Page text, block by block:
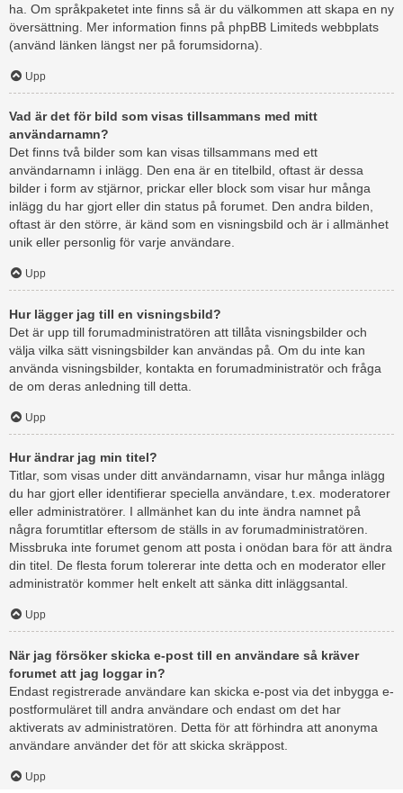
ha. Om språkpaketet inte finns så är du välkommen att skapa en ny
översättning. Mer information finns på phpBB Limiteds webbplats
(använd länken längst ner på forumsidorna).
Upp
Vad är det för bild som visas tillsammans med mitt
användarnamn?
Det finns två bilder som kan visas tillsammans med ett
användarnamn i inlägg. Den ena är en titelbild, oftast är dessa
bilder i form av stjärnor, prickar eller block som visar hur många
inlägg du har gjort eller din status på forumet. Den andra bilden,
oftast är den större, är känd som en visningsbild och är i allmänhet
unik eller personlig för varje användare.
Upp
Hur lägger jag till en visningsbild?
Det är upp till forumadministratören att tillåta visningsbilder och
välja vilka sätt visningsbilder kan användas på. Om du inte kan
använda visningsbilder, kontakta en forumadministratör och fråga
de om deras anledning till detta.
Upp
Hur ändrar jag min titel?
Titlar, som visas under ditt användarnamn, visar hur många inlägg
du har gjort eller identifierar speciella användare, t.ex. moderatorer
eller administratörer. I allmänhet kan du inte ändra namnet på
några forumtitlar eftersom de ställs in av forumadministratören.
Missbruka inte forumet genom att posta i onödan bara för att ändra
din titel. De flesta forum tolererar inte detta och en moderator eller
administratör kommer helt enkelt att sänka ditt inläggsantal.
Upp
När jag försöker skicka e-post till en användare så kräver
forumet att jag loggar in?
Endast registrerade användare kan skicka e-post via det inbygga e-
postformuläret till andra användare och endast om det har
aktiverats av administratören. Detta för att förhindra att anonyma
användare använder det för att skicka skräppost.
Upp